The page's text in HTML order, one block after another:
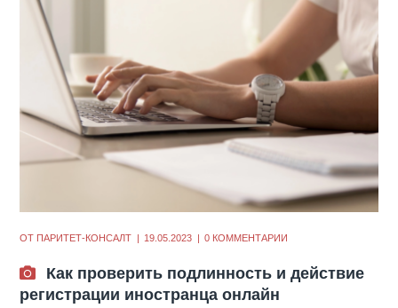
ОТ ПАРИТЕТ-КОНСАЛТ 19.05.2023 0 КОММЕНТАРИИ
Как проверить подлинность и действие
регистрации иностранца онлайн